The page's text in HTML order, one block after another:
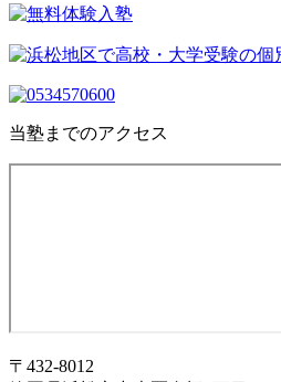
当塾までのアクセス
〒432-8012